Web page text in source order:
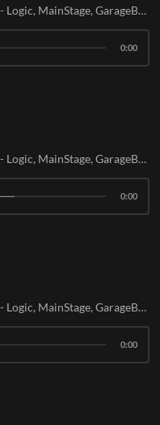
UNITED Analog Tour - Logic, MainStage, GarageBand
0:00
UNITED Analog Tour - Logic, MainStage, GarageBand
0:00
UNITED Analog Tour - Logic, MainStage, GarageBand
0:00